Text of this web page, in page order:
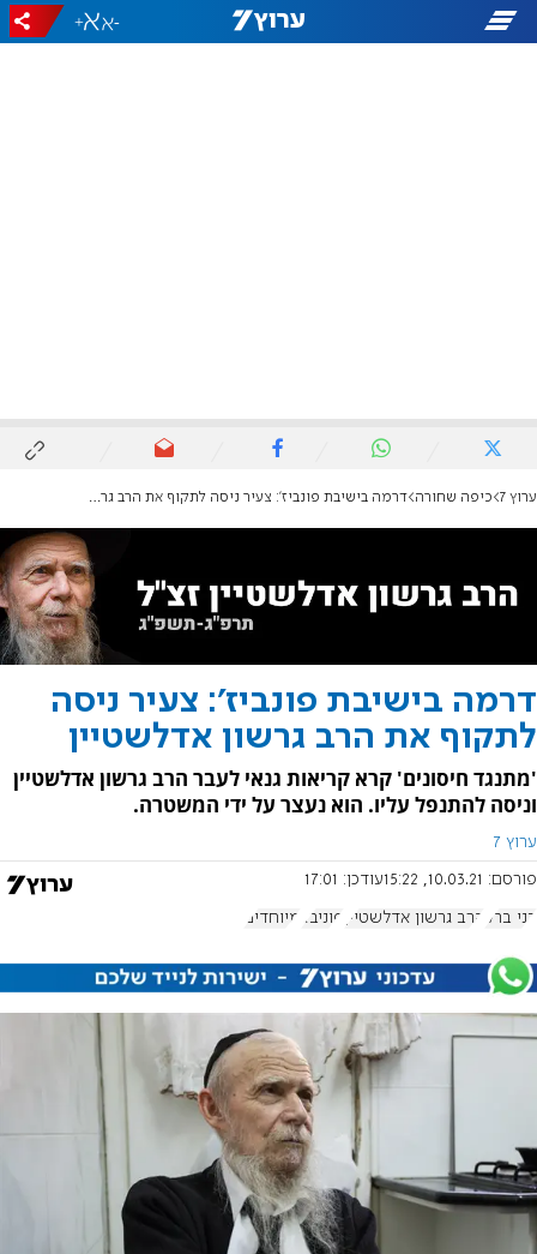
-
+
ערוץ 7 כיפה שחורה דרמה בישיבת פונביז': צעיר ניסה לתקוף את הרב גרשון אדלשטיין
דרמה בישיבת פונביז': צעיר ניסה
לתקוף את הרב גרשון אדלשטיין
'מתנגד חיסונים' קרא קריאות גנאי לעבר הרב גרשון אדלשטיין
וניסה להתנפל עליו. הוא נעצר על ידי המשטרה.
ערוץ 7
פורסם: 10.03.21, 15:22 עודכן: 17:01
בני ברק הרב גרשון אדלשטיין פוניבז' מיוחדים